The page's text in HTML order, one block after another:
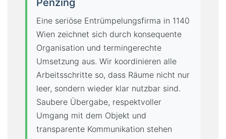
Eine seriöse Entrümpelungsfirma in 1140
Wien zeichnet sich durch konsequente
Organisation und termingerechte
Umsetzung aus. Wir koordinieren alle
Arbeitsschritte so, dass Räume nicht nur
leer, sondern wieder klar nutzbar sind.
Saubere Übergabe, respektvoller
Umgang mit dem Objekt und
transparente Kommunikation stehen